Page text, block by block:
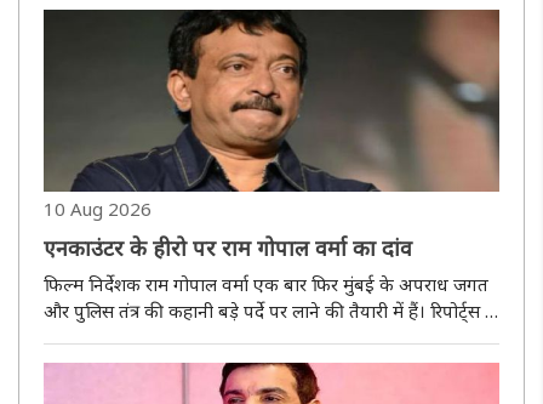
10 Aug 2026
एनकाउंटर के हीरो पर राम गोपाल वर्मा का दांव
फिल्म निर्देशक राम गोपाल वर्मा एक बार फिर मुंबई के अपराध जगत
और पुलिस तंत्र की कहानी बड़े पर्दे पर लाने की तैयारी में हैं। रिपोर्ट्स के
गया है, जो मुंबई पुलिस के चर्चित मुठभेड़ विशेषज..